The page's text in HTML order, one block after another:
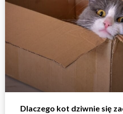
Dlaczego kot dziwnie się